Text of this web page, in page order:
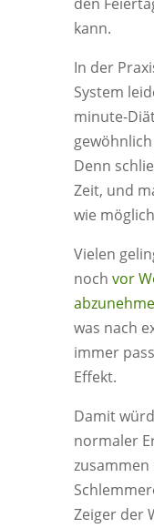
kann.
In der
System
minute-
Denn
Zeit, und
wie
Vielen
noch vor
was nach
immer
Effekt.
Damit
normaler
Zeiger der